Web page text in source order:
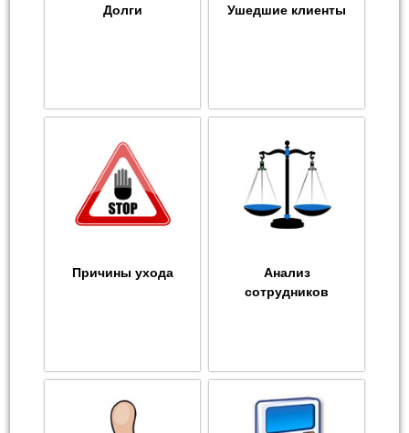
Долги Ушедшие клиенты
Причины ухода
Анализ
сотрудников